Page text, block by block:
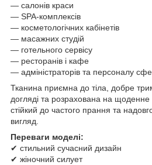
— салонів краси
— SPA-комплексів
— косметологічних кабінетів
— масажних студій
— готельного сервісу
— ресторанів і кафе
— адміністраторів та персоналу
Тканина приємна до тіла, добре
догляді та розрахована на
стійкий до частого прання та
вигляд.
Переваги моделі:
✔ стильний сучасний дизайн
✔ жіночний силует